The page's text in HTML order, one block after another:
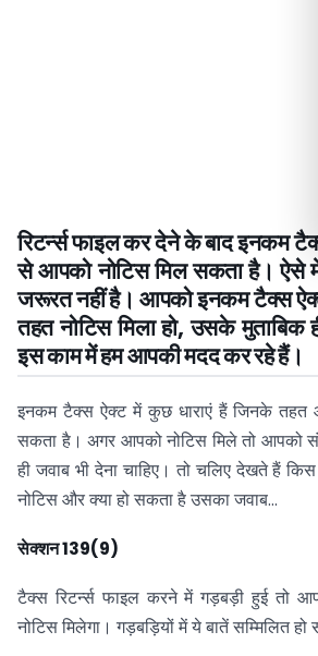
रिटर्न्स फाइल कर देने के बाद इनकम
से आपको नोटिस मिल सकता है। ऐसे
जरूरत नहीं है। आपको इनकम टैक्स
तहत नोटिस मिला हो, उसके मुताबिक
इस काम में हम आपकी मदद कर रहे हैं।
इनकम टैक्स ऐक्ट में कुछ धाराएं हैं जिनके तहत
सकता है। अगर आपको नोटिस मिले तो आपको
ही जवाब भी देना चाहिए। तो चलिए देखते हैं
नोटिस और क्या हो सकता है उसका जवाब…
सेक्शन 139(9)
टैक्स रिटर्न्स फाइल करने में गड़बड़ी हुई तो
नोटिस मिलेगा। गड़बड़ियों में ये बातें सम्मिलित